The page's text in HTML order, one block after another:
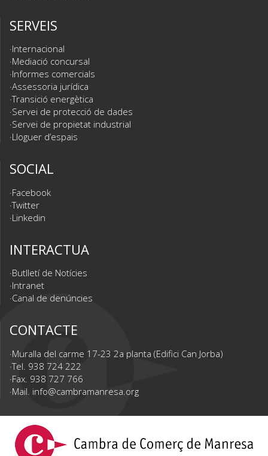
SERVEIS
Internacional
Mediació concursal
Informes comercials
Assessoria jurídica
Transició energètica
Servei de protecció de dades
Servei de propietat industrial
Lloguer d’espais
SOCIAL
Facebook
Twitter
Linkedin
INTERACTUA
Butlletí de Notícies
Intranet
Canal de denúncies
CONTACTE
Muralla del carme 17-23 2a planta (Edifici Can Jorba)
Tel. 938 724 222
Fax. 938 727 766
Mail. info@cambramanresa.org